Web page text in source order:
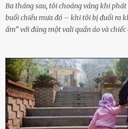
Ba tháng sau, tôi choáng váng khi
buổi chiều mưa đó – khi tôi bị đuổi ra
ấm” với đúng một vali quần áo và
cưới cô để có con. Không phải để nuôi
khóc lóc,” anh ta gằn giọng, đẩy mạnh
Tiếng cánh cửa đóng lại, vang lên như
đứng chết lặng giữa cơn mưa, không
mất sớm. Tôi chẳng có anh chị em. Họ
ai thân thiết đến mức có thể mở lòng